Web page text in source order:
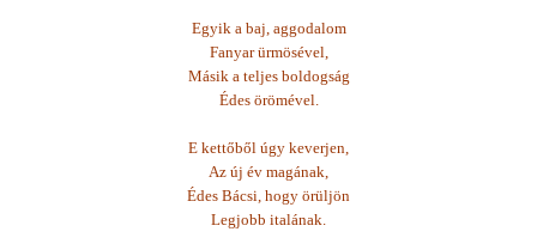
Egyik a baj, aggodalom
Fanyar ürmösével,
Másik a teljes boldogság
Édes örömével.
E kettőből úgy keverjen,
Az új év magának,
Édes Bácsi, hogy örüljön
Legjobb italának.